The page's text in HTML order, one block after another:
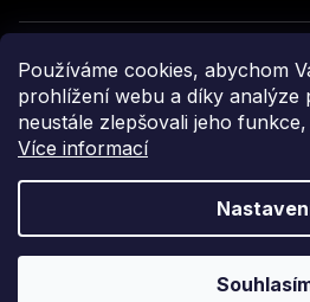
Používáme cookies, abychom
prohlížení webu a díky analýze
neustále zlepšovali jeho
Více informací
Vytvořil Shoptet
Grafický návrh vytvořil a